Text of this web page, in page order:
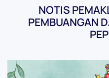
NOTIS
PEMBUANGAN